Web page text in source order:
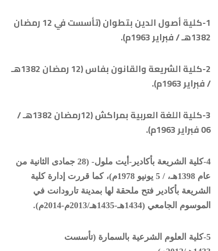
1-كلية أصول الدين بتطوان (تأسست في 12
رمضان
1382هـ / فبراير 1963م).
2-كلية الشريعة والقانون بفاس
(12
رمضان 1382هـ
/ فبراير 1963م).
3- كلية اللغة العربية بمراكش(12
رمضان 1382هـ /
06 فبراير 1963م).
4- كلية الشريعة بأكادير-أيت ملول- (
28 جمادى الثانية من
عام 1398هـ، / 5 يونيو 1978م)، كما قررت إدارة كلية
الشريعة بأكادير فتح ملحقة لها بمدينة تارودانت في
الموسوم الجامعي (1434هـ-1435هـ/2013م-2014م).
5-كلية العلوم الشرعية بالسمارة (تأسست